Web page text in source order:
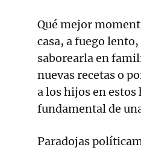
Qué mejor
casa, a fuego
saborearla en
nuevas recetas o
a los hijos en
fundamental de
Paradojas